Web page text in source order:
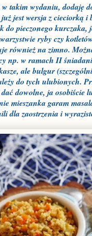
w takim wydaniu, dodaję
jest wersja z cieciorką i
do pieczonego kurczaka,
ryby czy
również na zimno.
np. w ramach II
ale bulgur
do tych ulubionych.
dowolne, ja osobiście
mieszanka garam
dla zaostrzenia i